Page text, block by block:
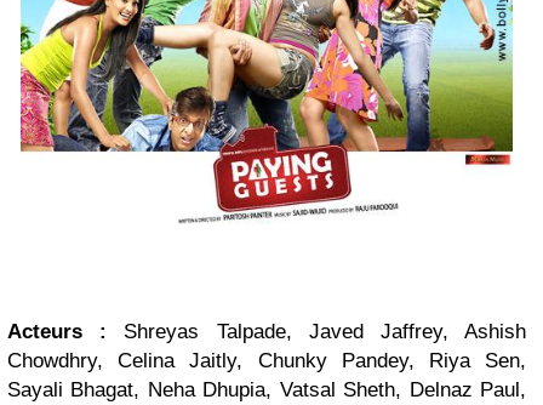
Acteurs :
Shreyas Talpade, Javed Jaffrey, Ashish
Chowdhry, Celina Jaitly, Chunky Pandey, Riya Sen,
Sayali Bhagat, Neha Dhupia, Vatsal Sheth, Delnaz Paul,